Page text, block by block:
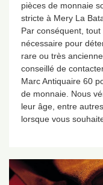
pièces de monnaie
stricte à Mery La
Par conséquent,
nécessaire pour
rare ou très
conseillé de
Marc Antiquaire 60
de monnaie. Nous
leur âge, entre
lorsque vous